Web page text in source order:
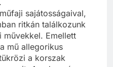
sajátosságaival,
ritkán találkozunk
művekkel. Emellett
mű allegorikus
a korszak